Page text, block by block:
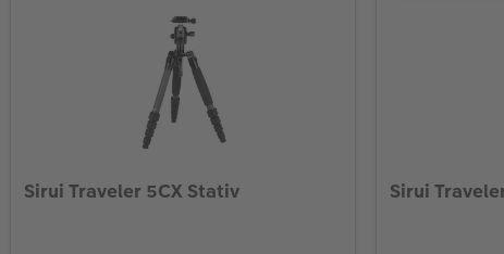
Sirui Traveler 5CX Stativ Sirui